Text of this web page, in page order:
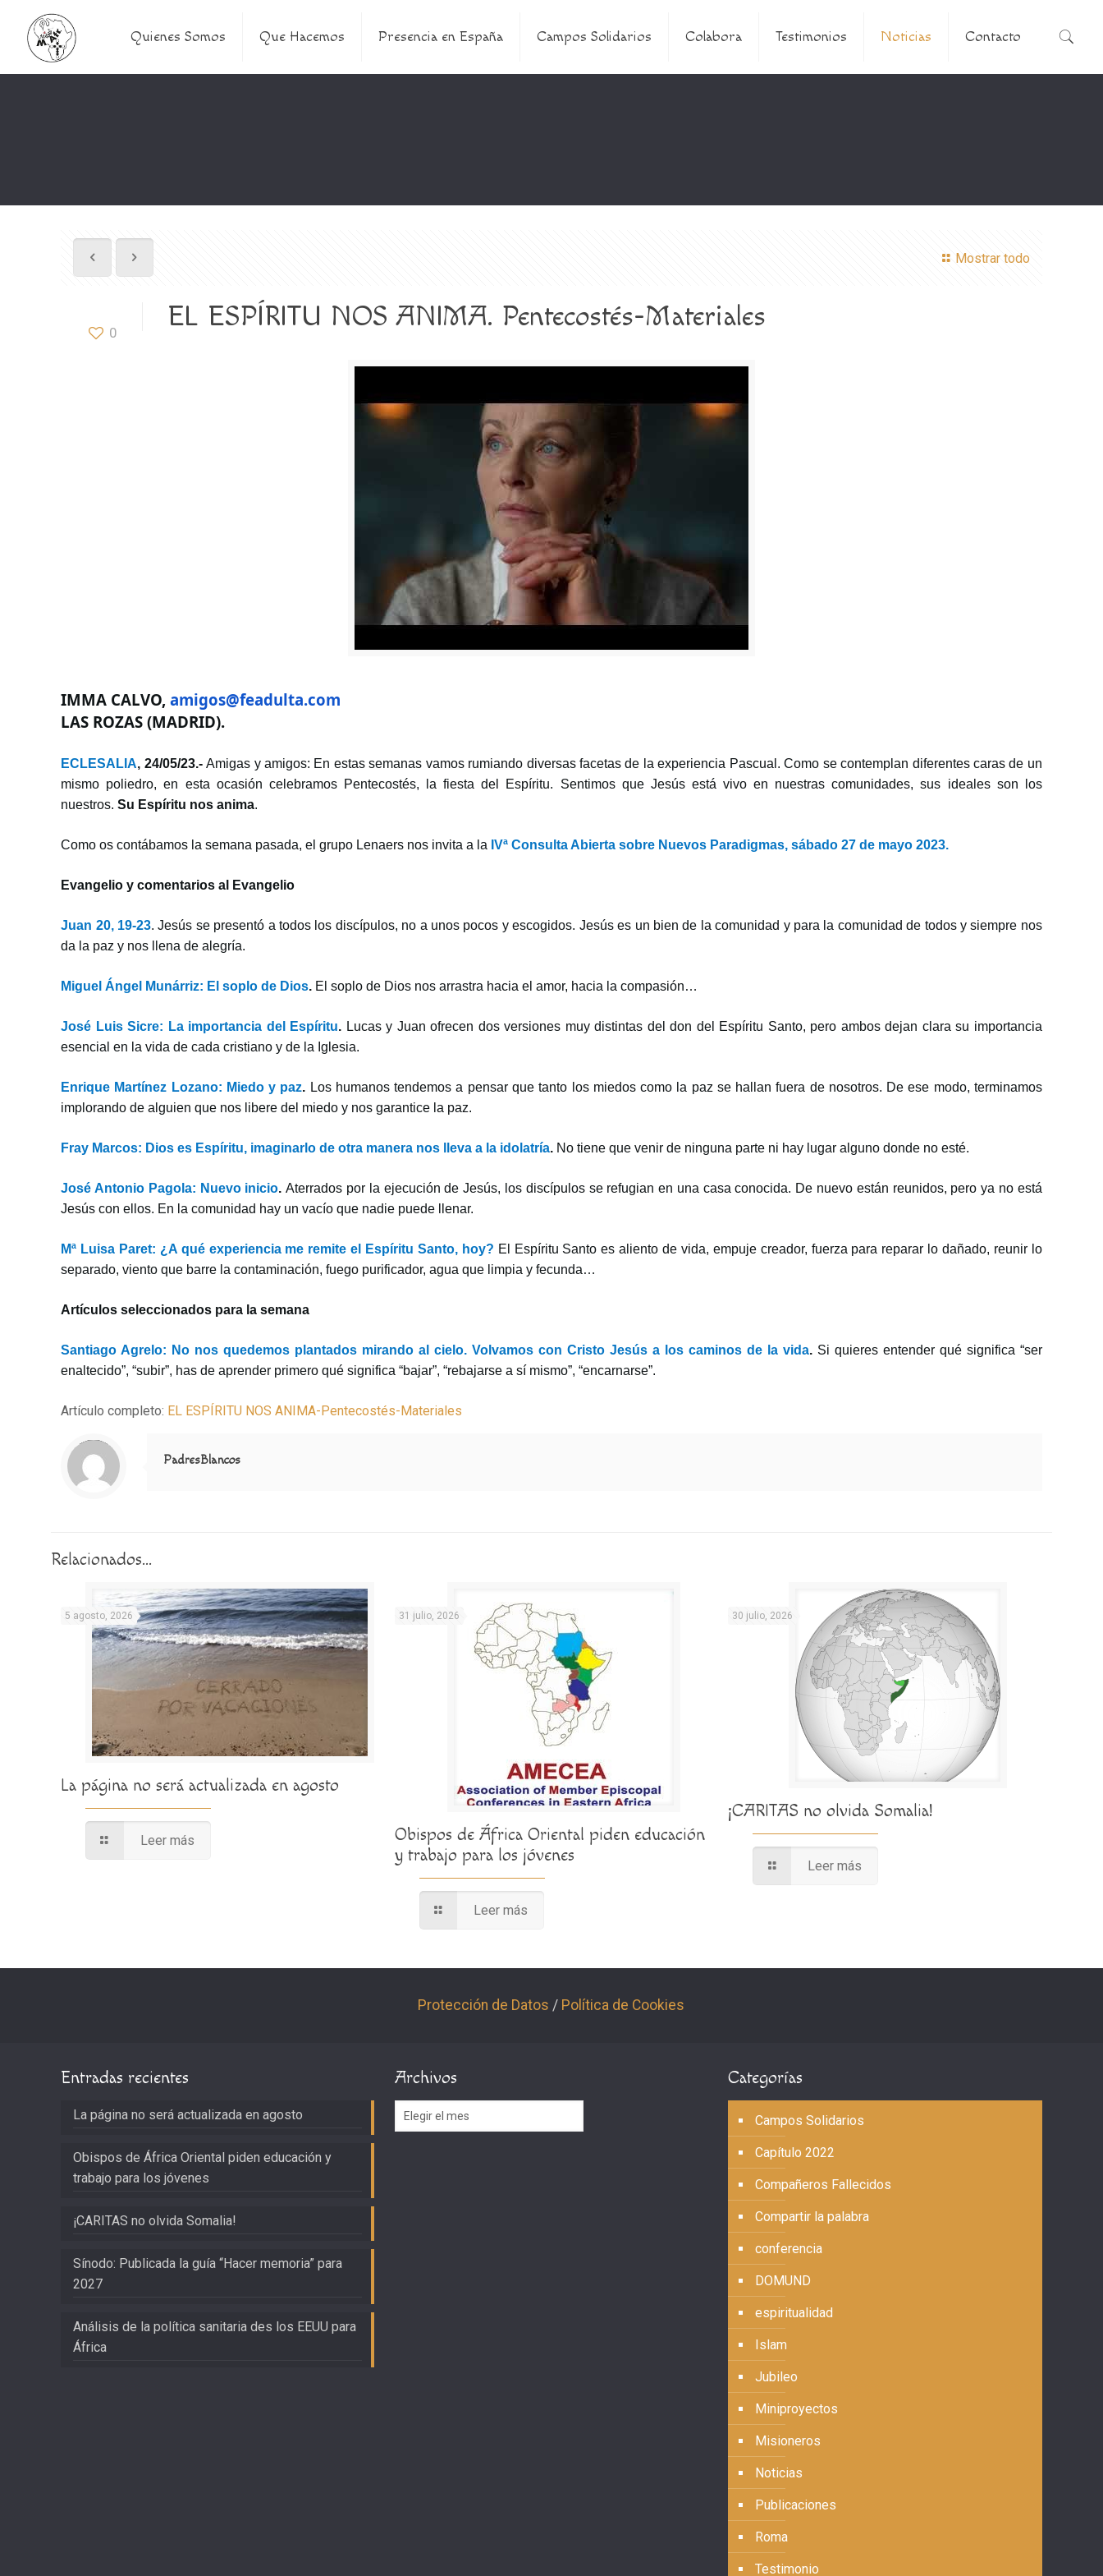
Quienes Somos Que Hacemos Presencia en España Campos Solidarios Colabora Testimonios Noticias Contacto
Mostrar todo
0 EL ESPÍRITU NOS ANIMA. Pentecostés-Materiales
IMMA CALVO,amigos@feadulta.com
LAS ROZAS (MADRID).
ECLESALIA, 24/05/23.-Amigas y amigos: En estas semanas vamos rumiando diversas facetas de la experiencia Pascual. Como se contemplan diferentes caras de un
mismo poliedro, en esta ocasión celebramos Pentecostés, la fiesta del Espíritu. Sentimos que Jesús está vivo en nuestras comunidades, sus ideales son los
nuestros.Su Espíritu nos anima.
Como os contábamos la semana pasada, el grupo Lenaers nos invita a la IVª Consulta Abierta sobre Nuevos Paradigmas, sábado 27 de mayo 2023.
Evangelio y comentarios al Evangelio
Juan 20, 19-23. Jesús se presentó a todos los discípulos, no a unos pocos y escogidos. Jesús es un bien de la comunidad y para la comunidad de todos y siempre nos
da la paz y nos llena de alegría.
Miguel Ángel Munárriz: El soplo de Dios. El soplo de Dios nos arrastra hacia el amor, hacia la compasión…
José Luis Sicre: La importancia del Espíritu. Lucas y Juan ofrecen dos versiones muy distintas del don del Espíritu Santo, pero ambos dejan clara su importancia
esencial en la vida de cada cristiano y de la Iglesia.
Enrique Martínez Lozano: Miedo y paz. Los humanos tendemos a pensar que tanto los miedos como la paz se hallan fuera de nosotros. De ese modo, terminamos
implorando de alguien que nos libere del miedo y nos garantice la paz.
Fray Marcos: Dios es Espíritu, imaginarlo de otra manera nos lleva a la idolatría. No tiene que venir de ninguna parte ni hay lugar alguno donde no esté.
José Antonio Pagola: Nuevo inicio.Aterrados por la ejecución de Jesús, los discípulos se refugian en una casa conocida. De nuevo están reunidos, pero ya no está
Jesús con ellos. En la comunidad hay un vacío que nadie puede llenar.
Mª Luisa Paret: ¿A qué experiencia me remite el Espíritu Santo, hoy? El Espíritu Santo es aliento de vida, empuje creador, fuerza para reparar lo dañado, reunir lo
separado, viento que barre la contaminación, fuego purificador, agua que limpia y fecunda…
Artículos seleccionados para la semana
Santiago Agrelo: No nos quedemos plantados mirando al cielo. Volvamos con Cristo Jesús a los caminos de la vida. Si quieres entender qué significa “ser
enaltecido”, “subir”, has de aprender primero qué significa “bajar”, “rebajarse a sí mismo”, “encarnarse”.
Artículo completo: EL ESPÍRITU NOS ANIMA-Pentecostés-Materiales
Notice
: Trying to access array offset on value of type null in
/home/misioner/public_html/padresblancos/themes/betheme/includes/content-single.php
on line
286
PadresBlancos
Relacionados...
5 agosto, 2026
La página no será actualizada en agosto
Leer más
31 julio, 2026
Obispos de África Oriental piden educación
y trabajo para los jóvenes
Leer más
30 julio, 2026
¡CARITAS no olvida Somalia!
Leer más
Protección de Datos / Política de Cookies
Entradas recientes
La página no será actualizada en agosto
Obispos de África Oriental piden educación y
trabajo para los jóvenes
¡CARITAS no olvida Somalia!
Sínodo: Publicada la guía “Hacer memoria” para
2027
Análisis de la política sanitaria des los EEUU para
África
Archivos
Archivos
Categorías
Campos Solidarios
Capítulo 2022
Compañeros Fallecidos
Compartir la palabra
conferencia
DOMUND
espiritualidad
Islam
Jubileo
Miniproyectos
Misioneros
Noticias
Publicaciones
Roma
Testimonio